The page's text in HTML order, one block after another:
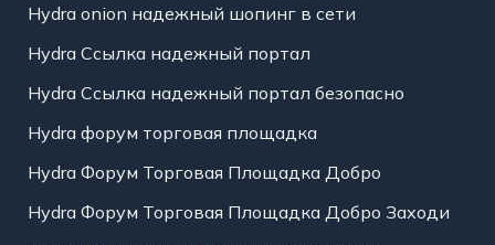
Hydra onion надежный шопинг в сети
Hydra Ссылка надежный портал
Hydra Ссылка надежный портал безопасно
Hydra форум торговая площадка
Hydra Форум Торговая Площадка Добро
Hydra Форум Торговая Площадка Добро Заходи